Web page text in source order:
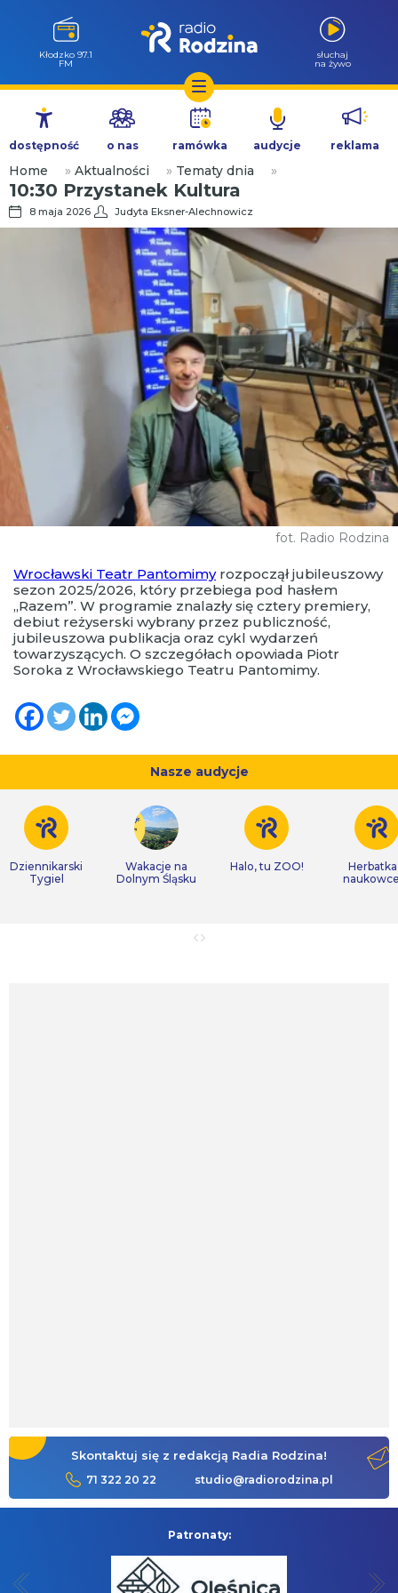
Przejdź
treści
Wołów 99.6
FM
słuchaj
na żywo
dostępność o nas ramówka audycje reklama
Home » Aktualności » Tematy dnia »
10:30 Przystanek Kultura
8 maja 2026 Judyta Eksner-Alechnowicz
fot. Radio Rodzina
Wrocławski Teatr Pantomimyrozpoczął jubileuszowy
sezon 2025/2026, który przebiega pod hasłem
„Razem”. W programie znalazły się cztery premiery,
debiut reżyserski wybrany przez publiczność,
jubileuszowa publikacja oraz cykl wydarzeń
towarzyszących. O szczegółach opowiada Piotr
Soroka z Wrocławskiego Teatru Pantomimy.
Nasze audycje
Dziennikarski
Tygiel
Wakacje na
Dolnym Śląsku
Halo, tu ZOO!
Skontaktuj się z redakcją Radia Rodzina!
71 322 20 22 studio@radiorodzina.pl
Patronaty: